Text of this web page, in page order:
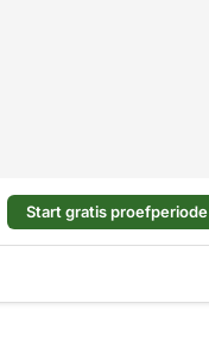
Start gratis proefperiode